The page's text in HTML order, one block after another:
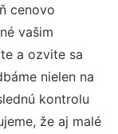
cenovo
vašim
a ozvite sa
nielen na
kontrolu
že aj malé